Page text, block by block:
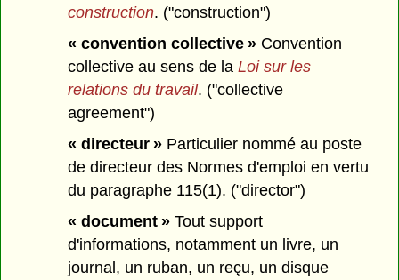
construction. ("construction")
« convention collective » Convention
collective au sens de laLoi sur les
relations du travail. ("collective
agreement")
« directeur » Particulier nommé au poste
de directeur des Normes d'emploi en vertu
du paragraphe 115(1). ("director")
« document » Tout support
d'informations, notamment un livre, un
journal, un ruban, un reçu, un disque